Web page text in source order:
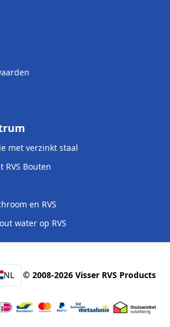
met verzinkt staal
RVS Bouten
en RVS
water op RVS
NL © 2008-2026 Visser RVS Products